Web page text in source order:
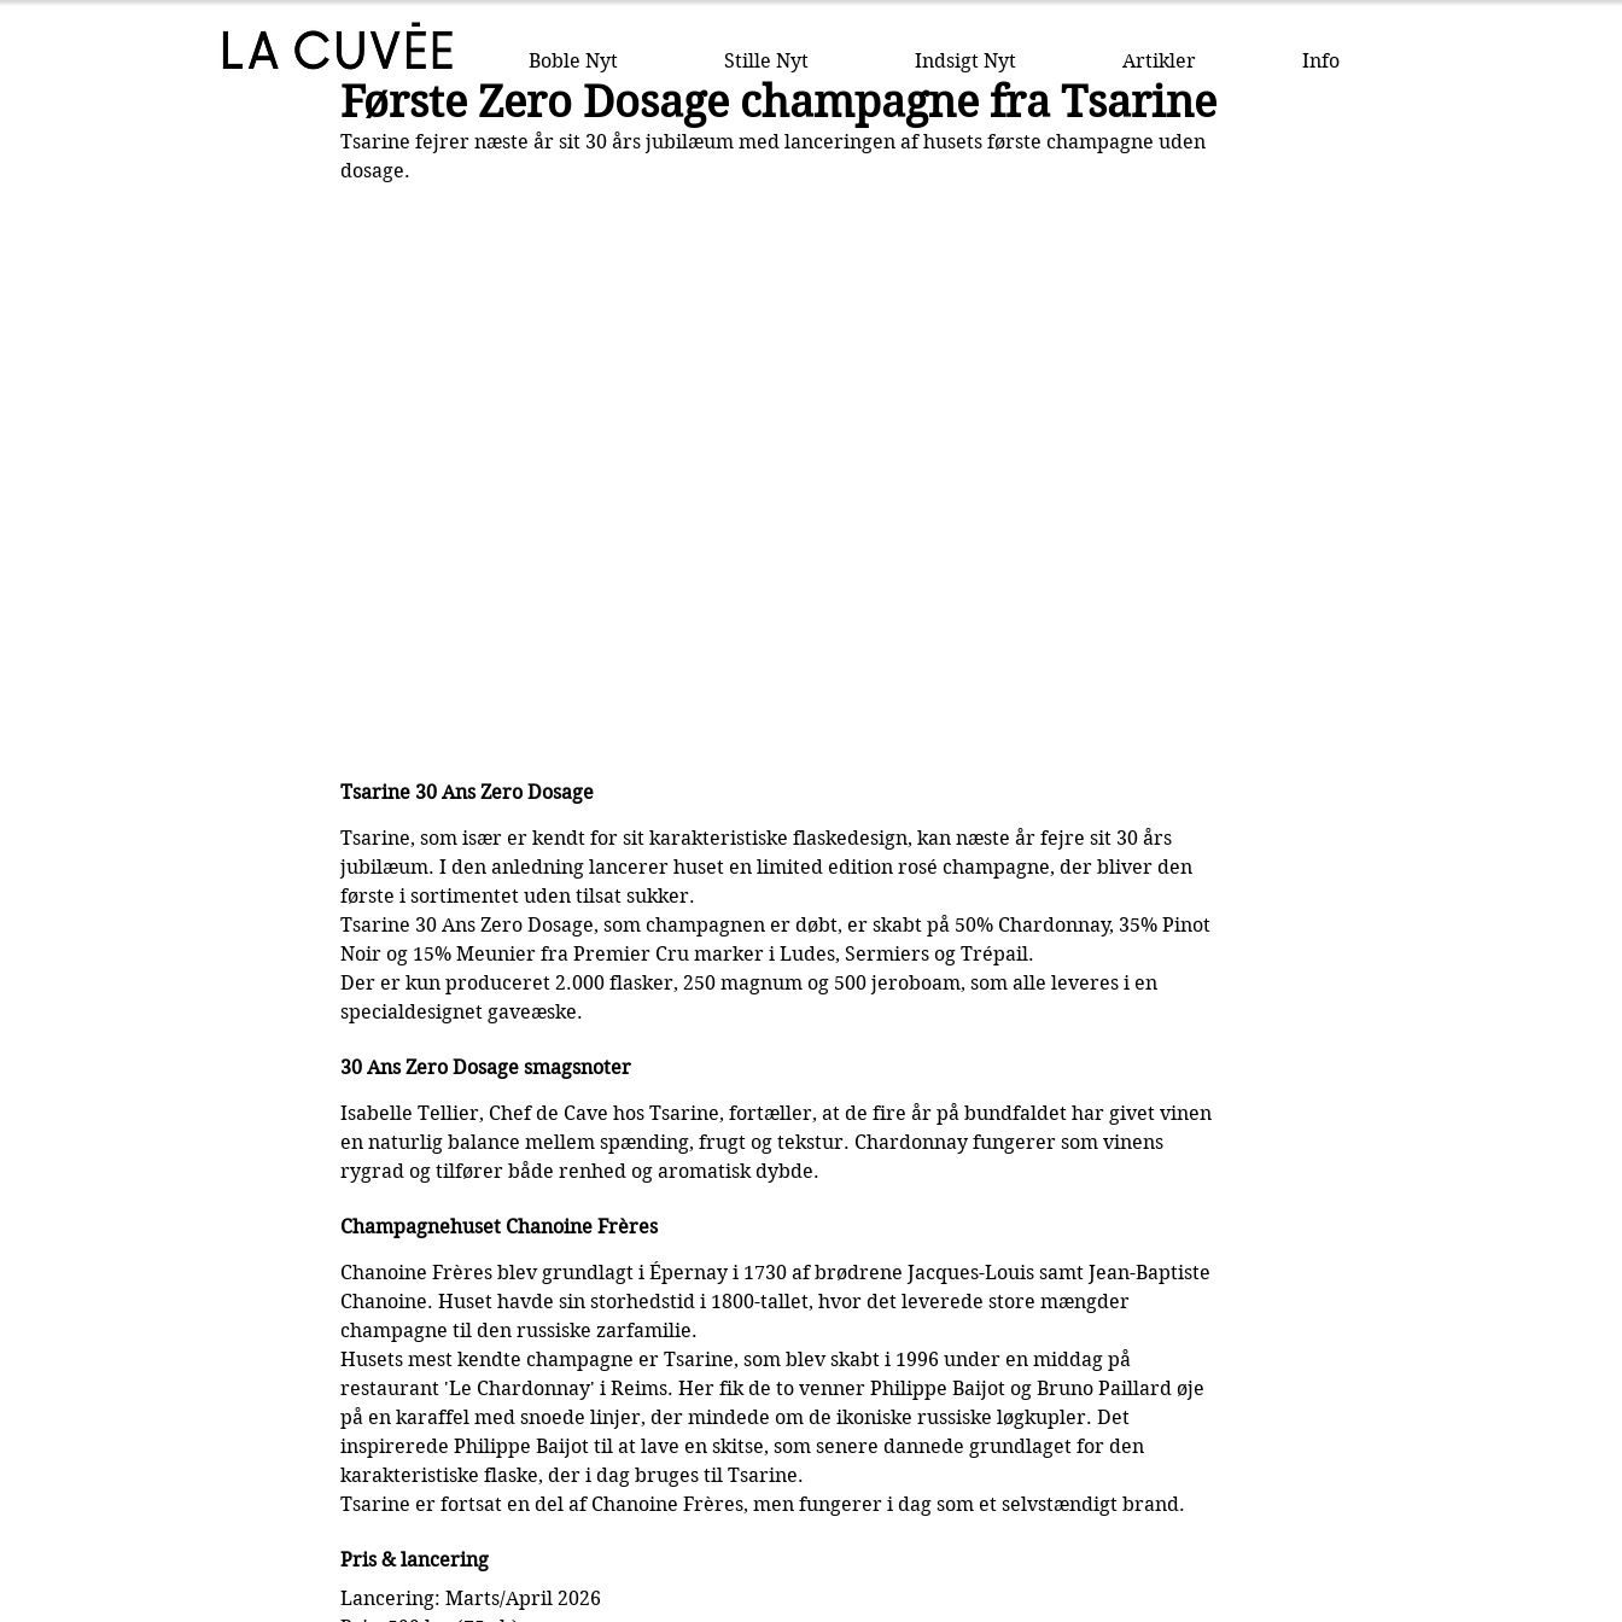
Boble Nyt Stille Nyt Indsigt Nyt Artikler Info
Første Zero Dosage champagne fra Tsarine
Tsarine fejrer næste år sit 30 års jubilæum med lanceringen af husets første champagne uden
dosage.
Tsarine 30 Ans Zero Dosage
Tsarine, som især er kendt for sit karakteristiske flaskedesign, kan næste år fejre sit 30 års
jubilæum. I den anledning lancerer huset en limited edition rosé champagne, der bliver den
første i sortimentet uden tilsat sukker.
Tsarine 30 Ans Zero Dosage, som champagnen er døbt, er skabt på 50% Chardonnay, 35% Pinot
Noir og 15% Meunier fra Premier Cru marker i Ludes, Sermiers og Trépail.
Der er kun produceret 2.000 flasker, 250 magnum og 500 jeroboam, som alle leveres i en
specialdesignet gaveæske.
30 Ans Zero Dosage smagsnoter
Isabelle Tellier, Chef de Cave hos Tsarine, fortæller, at de fire år på bundfaldet har givet vinen
en naturlig balance mellem spænding, frugt og tekstur. Chardonnay fungerer som vinens
rygrad og tilfører både renhed og aromatisk dybde.
Champagnehuset Chanoine Frères
Chanoine Frères blev grundlagt i Épernay i 1730 af brødrene Jacques-Louis samt Jean-Baptiste
Chanoine. Huset havde sin storhedstid i 1800-tallet, hvor det leverede store mængder
champagne til den russiske zarfamilie.
Husets mest kendte champagne er Tsarine, som blev skabt i 1996 under en middag på
restaurant 'Le Chardonnay' i Reims. Her fik de to venner Philippe Baijot og Bruno Paillard øje
på en karaffel med snoede linjer, der mindede om de ikoniske russiske løgkupler. Det
inspirerede Philippe Baijot til at lave en skitse, som senere dannede grundlaget for den
karakteristiske flaske, der i dag bruges til Tsarine.
Tsarine er fortsat en del af Chanoine Frères, men fungerer i dag som et selvstændigt brand.
Pris & lancering
Lancering: Marts/April 2026